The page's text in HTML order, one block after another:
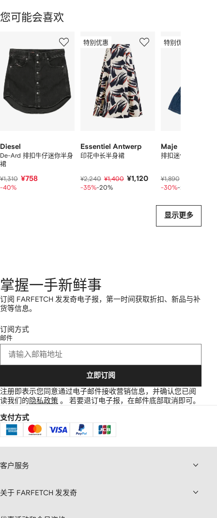
您可能会喜欢
Diesel
De-Ard 排扣牛仔迷你半身
裙
¥1,310 ¥758
-40%
特别优惠
Essentiel Antwerp
印花中长半身裙
¥2,240 ¥1,400 ¥1,120
-35%-20%
特别优惠
Maje
排扣迷你半身裙
¥1,890
-30%-20%
显示更多
掌握一手新鲜事
订阅 FARFETCH 发发奇电子报，第一时间获取折扣、新品与补
货等信息。
订阅方式
邮件
立即订阅
注册即表示您同意通过电子邮件接收营销信息，并确认您已阅
读我们的 隐私政策 。 若要退订电子报，在邮件底部取消即可。
支付方式
客户服务
关于 FARFETCH 发发奇